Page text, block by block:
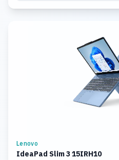
Lenovo
IdeaPad Slim 3 15IRH10